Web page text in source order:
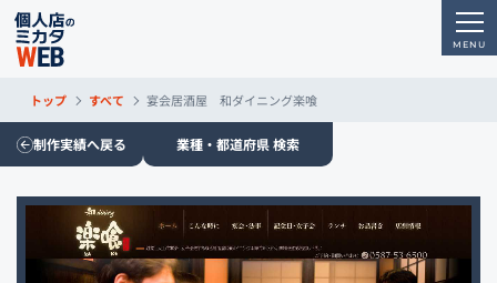
トップ すべて 宴会居酒屋 和ダイニング楽喰
制作実績へ戻る 業種・都道府県 検索